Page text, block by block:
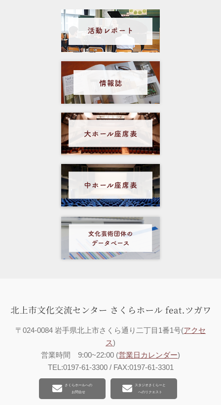
〒024-0084 岩手県北上市さくら通り二丁目1番1号(アクセ
ス)
営業時間 9:00~22:00 (営業日カレンダー)
TEL:0197-61-3300 / FAX:0197-61-3301
さくらホールへの
お問合せ
スタジオさくらーと
へのリクエスト